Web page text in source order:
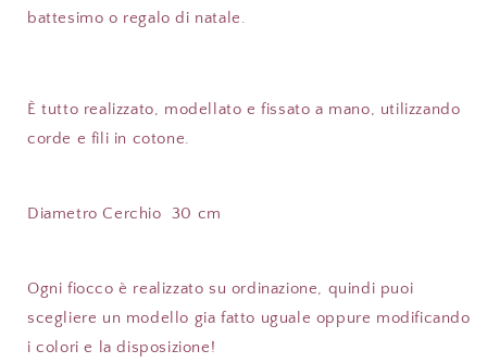
battesimo o regalo di natale.
È tutto realizzato, modellato e fissato a mano, utilizzando
corde e fili in cotone.
Diametro Cerchio 30 cm
Ogni fiocco è realizzato su ordinazione, quindi puoi
scegliere un modello gia fatto uguale oppure modificando
i colori e la disposizione!